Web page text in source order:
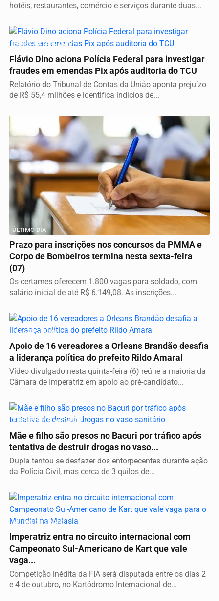
hotéis, restaurantes, comércio e serviços durante duas...
CERCO SE FECHANDO
Flávio Dino aciona Polícia Federal para investigar
fraudes em emendas Pix após auditoria do TCU
Relatório do Tribunal de Contas da União aponta prejuízo
de R$ 55,4 milhões e identifica indícios de...
ÚLTIMO DIA
Prazo para inscrições nos concursos da PMMA e
Corpo de Bombeiros termina nesta sexta-feira
(07)
Os certames oferecem 1.800 vagas para soldado, com
salário inicial de até R$ 6.149,08. As inscrições...
ELEIÇÕES 2026
Apoio de 16 vereadores a Orleans Brandão desafia
a liderança política do prefeito Rildo Amaral
Vídeo divulgado nesta quinta-feira (6) reúne a maioria da
Câmara de Imperatriz em apoio ao pré-candidato...
PRESOS EM FLAGRANTE
Mãe e filho são presos no Bacuri por tráfico após
tentativa de destruir drogas no vaso...
Dupla tentou se desfazer dos entorpecentes durante ação
da Polícia Civil, mas cerca de 3 quilos de...
AUTOMOBILISMO
Imperatriz entra no circuito internacional com
Campeonato Sul-Americano de Kart que vale
vaga...
Competição inédita da FIA será disputada entre os dias 2
e 4 de outubro, no Kartódromo Internacional de...